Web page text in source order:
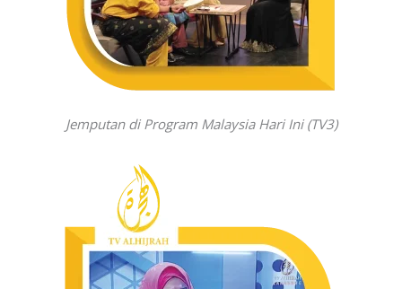
Jemputan di Program Malaysia Hari Ini (TV3)